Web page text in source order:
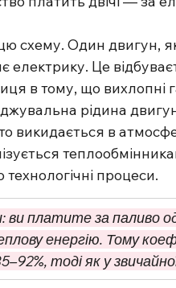
схему. Один двигун,
електрику. Це
в тому, що
рідина
викидається в
процеси.
ви платите за паливо
енергію. Тому
тоді як у